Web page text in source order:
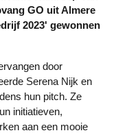
GO uit Almere
2023' gewonnen
Serena Nijk en
hun pitch. Ze
initiatieven,
aan een mooie